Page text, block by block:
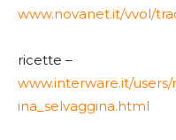
www.novanet.it/vvol/
ricette –
www.interware.it/
ina_selvaggina.html